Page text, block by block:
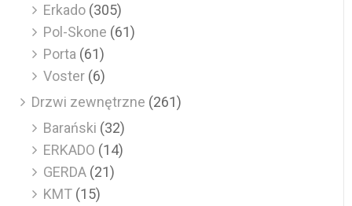
Erkado (305)
Pol-Skone (61)
Porta (61)
Voster (6)
Drzwi zewnętrzne (261)
Barański (32)
ERKADO (14)
GERDA (21)
KMT (15)